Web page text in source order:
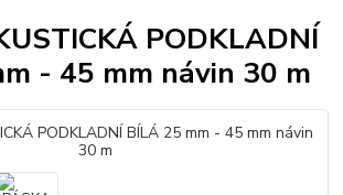
PODKLADNÍ
- 45 mm návin 30 m